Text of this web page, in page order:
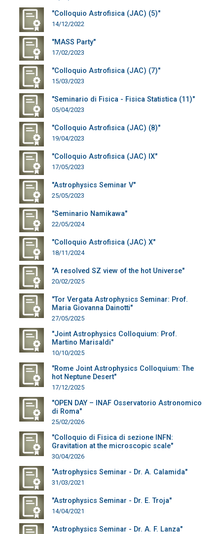
"Colloquio Astrofisica (JAC) (5)"
14/12/2022
"MASS Party"
17/02/2023
"Colloquio Astrofisica (JAC) (7)"
15/03/2023
"Seminario di Fisica - Fisica Statistica (11)"
05/04/2023
"Colloquio Astrofisica (JAC) (8)"
19/04/2023
"Colloquio Astrofisica (JAC) IX"
17/05/2023
"Astrophysics Seminar V"
25/05/2023
"Seminario Namikawa"
22/05/2024
"Colloquio Astrofisica (JAC) X"
18/11/2024
"A resolved SZ view of the hot Universe"
20/02/2025
"Tor Vergata Astrophysics Seminar: Prof.
Maria Giovanna Dainotti"
27/05/2025
"Joint Astrophysics Colloquium: Prof.
Martino Marisaldi"
10/10/2025
"Rome Joint Astrophysics Colloquium: The
hot Neptune Desert"
17/12/2025
"OPEN DAY – INAF Osservatorio Astronomico
di Roma"
25/02/2026
"Colloquio di Fisica di sezione INFN:
Gravitation at the microscopic scale"
30/04/2026
"Astrophysics Seminar - Dr. A. Calamida"
31/03/2021
"Astrophysics Seminar - Dr. E. Troja"
14/04/2021
"Astrophysics Seminar - Dr. A. F. Lanza"